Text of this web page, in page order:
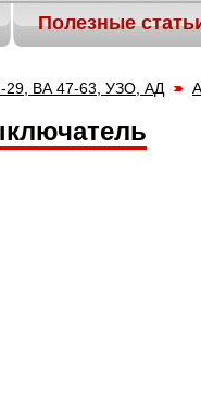
Полезные
29, ВА 47-63, УЗО, АД